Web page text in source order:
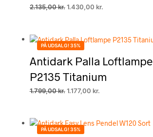
2.135,00kr. Den
2.135,00 kr..
1.430,00 kr.
1.430,00 kr..
PÅ UDSALG! 35%
Antidark Palla Loftlampe
P2135 Titanium
1.799,00kr. Den
1.799,00 kr..
1.177,00 kr.
1.177,00 kr..
PÅ UDSALG! 35%